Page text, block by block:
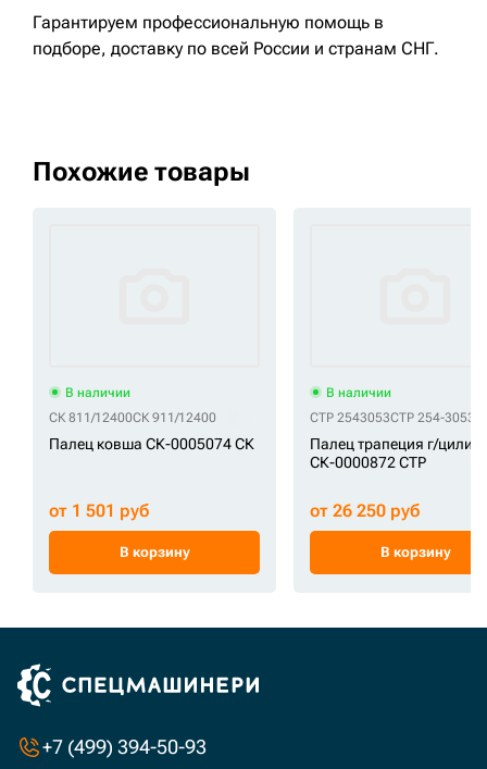
Гарантируем профессиональную помощь в
подборе, доставку по всей России и странам СНГ.
Похожие товары
В наличии
СК 811/12400СК 911/12400
Палец ковша СК-0005074 СК
от 1 501 руб
В корзину
В наличии
CTP 2543053CTP 254-3053
Палец трапеция г/
СК-0000872 CTP
от 26 250 руб
В корзину
+7 (499) 394-50-93